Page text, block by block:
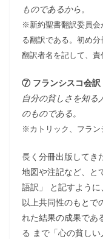
ものであるから。
※新約聖書翻訳委員会
る翻訳である。 初め分
翻訳者名を記して、責
⑦ フランシスコ会
自分の貧しさを知る
のものである。
※カトリック、フラン
長く分冊出版してき
地図や注記など、と
語訳」 と記すよう
以上共同性のもとで
れた結果の成果であ
る まで「心の貧し